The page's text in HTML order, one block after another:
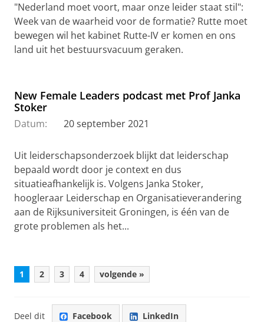
"Nederland moet voort, maar onze leider staat stil":
Week van de waarheid voor de formatie? Rutte moet
bewegen wil het kabinet Rutte-IV er komen en ons
land uit het bestuursvacuum geraken.
New Female Leaders podcast met Prof Janka
Stoker
Datum: 20 september 2021
Uit leiderschapsonderzoek blijkt dat leiderschap
bepaald wordt door je context en dus
situatieafhankelijk is. Volgens Janka Stoker,
hoogleraar Leiderschap en Organisatieverandering
aan de Rijksuniversiteit Groningen, is één van de
grote problemen als het...
1 2 3 4 volgende »
Deel dit Facebook LinkedIn